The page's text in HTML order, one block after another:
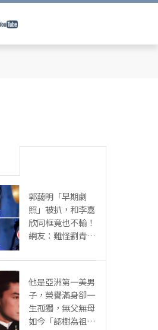
郭藹明「早期劇
照」被扒，和李嘉
欣同框竟也不輸！
網友：難怪劉青云
他是亞洲第一美男
子，榮譽滿身卻一
生孤獨，無父無母
如今「認樹為祖父